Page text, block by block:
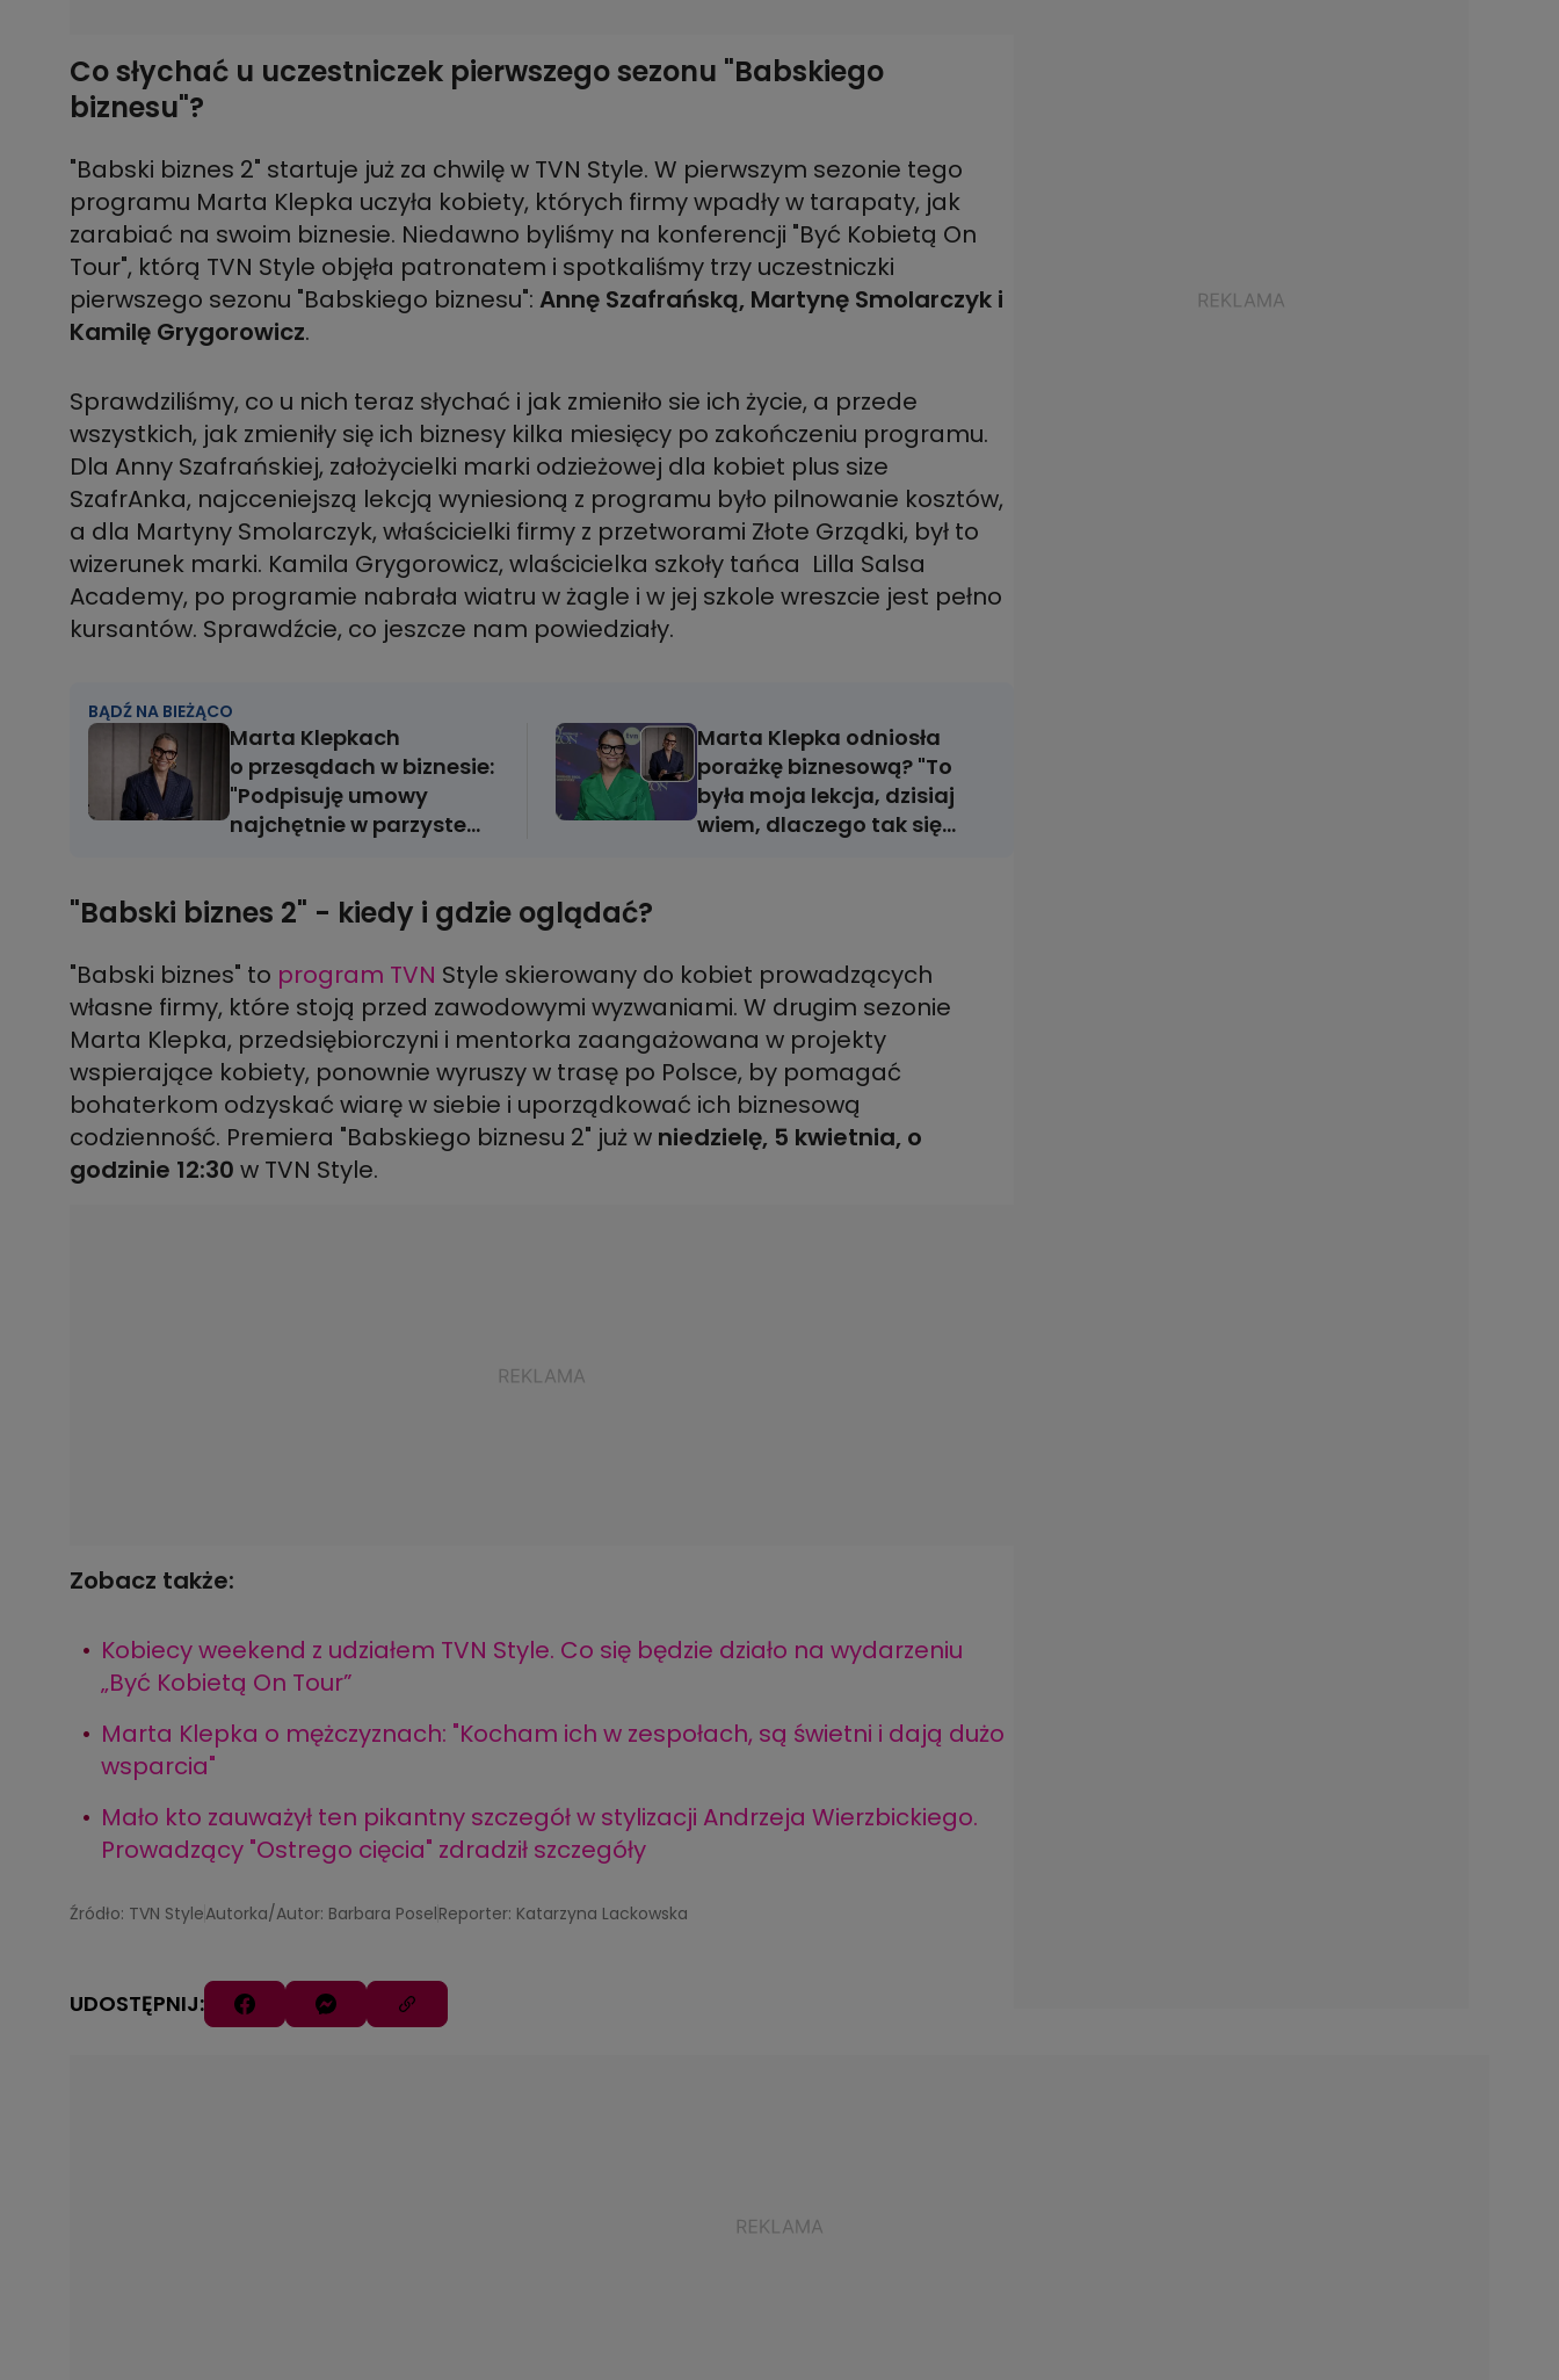
Co słychać u uczestniczek pierwszego sezonu "Babskiego
biznesu"?
"Babski biznes 2" startuje już za chwilę w TVN Style. W pierwszym sezonie tego
programu Marta Klepka uczyła kobiety, których firmy wpadły w tarapaty, jak
zarabiać na swoim biznesie. Niedawno byliśmy na konferencji "Być Kobietą On
Tour", którą TVN Style objęła patronatem i spotkaliśmy trzy uczestniczki
pierwszego sezonu "Babskiego biznesu": Annę Szafrańską, Martynę Smolarczyk i
Kamilę Grygorowicz.
Sprawdziliśmy, co u nich teraz słychać i jak zmieniło sie ich życie, a przede
wszystkich, jak zmieniły się ich biznesy kilka miesięcy po zakończeniu programu.
Dla Anny Szafrańskiej, założycielki marki odzieżowej dla kobiet plus size
SzafrAnka, najcceniejszą lekcją wyniesioną z programu było pilnowanie kosztów,
a dla Martyny Smolarczyk, właścicielki firmy z przetworami Złote Grządki, był to
wizerunek marki. Kamila Grygorowicz, wlaścicielka szkoły tańca Lilla Salsa
Academy, po programie nabrała wiatru w żagle i w jej szkole wreszcie jest pełno
kursantów. Sprawdźcie, co jeszcze nam powiedziały.
BĄDŹ NA BIEŻĄCO
Marta Klepkach
o przesądach w biznesie:
"Podpisuję umowy
najchętnie w parzyste
Marta Klepka odniosła
porażkę biznesową? "To
była moja lekcja, dzisiaj
wiem, dlaczego tak się
"Babski biznes 2" - kiedy i gdzie oglądać?
"Babski biznes" to program TVN Style skierowany do kobiet prowadzących
własne firmy, które stoją przed zawodowymi wyzwaniami. W drugim sezonie
Marta Klepka, przedsiębiorczyni i mentorka zaangażowana w projekty
wspierające kobiety, ponownie wyruszy w trasę po Polsce, by pomagać
bohaterkom odzyskać wiarę w siebie i uporządkować ich biznesową
codzienność. Premiera "Babskiego biznesu 2" już w niedzielę, 5 kwietnia, o
godzinie 12:30 w TVN Style.
Zobacz także:
Kobiecy weekend z udziałem TVN Style. Co się będzie działo na wydarzeniu
„Być Kobietą On Tour”
Marta Klepka o mężczyznach: "Kocham ich w zespołach, są świetni i dają dużo
wsparcia"
Mało kto zauważył ten pikantny szczegół w stylizacji Andrzeja Wierzbickiego.
Prowadzący "Ostrego cięcia" zdradził szczegóły
Źródło: TVN StyleAutorka/Autor: Barbara PoselReporter: Katarzyna Lackowska
UDOSTĘPNIJ: